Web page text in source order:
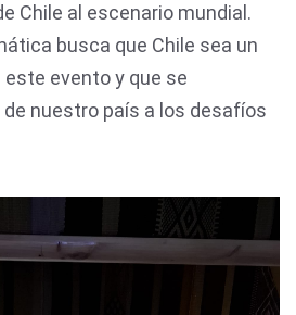
Chile al escenario mundial.
busca que Chile sea un
evento y que se
nuestro país a los desafíos